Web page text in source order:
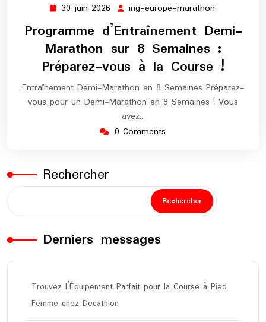
30 juin 2026 30
juin
2026
ing-europe-marathon
europe-
marathon
Programme d’Entraînement Demi-
Marathon sur 8 Semaines :
Préparez-vous à la Course !
Entraînement Demi-Marathon en 8 Semaines Préparez-
vous pour un Demi-Marathon en 8 Semaines ! Vous
avez…
0 Comments
Rechercher
Rechercher
Derniers messages
Trouvez l’Équipement Parfait pour la Course à Pied
Femme chez Decathlon